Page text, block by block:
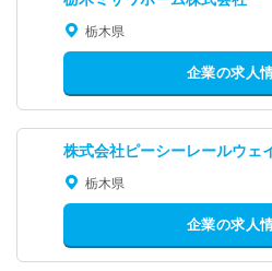
栃木県
企業の求人
株式会社ピーシーレールウェ
栃木県
企業の求人